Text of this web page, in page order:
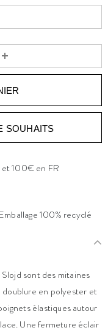
SOUHAITS
100€ en FR
100% recyclé
sont des mitaines
doublure en polyester et
élastiques autour
Une fermeture éclair